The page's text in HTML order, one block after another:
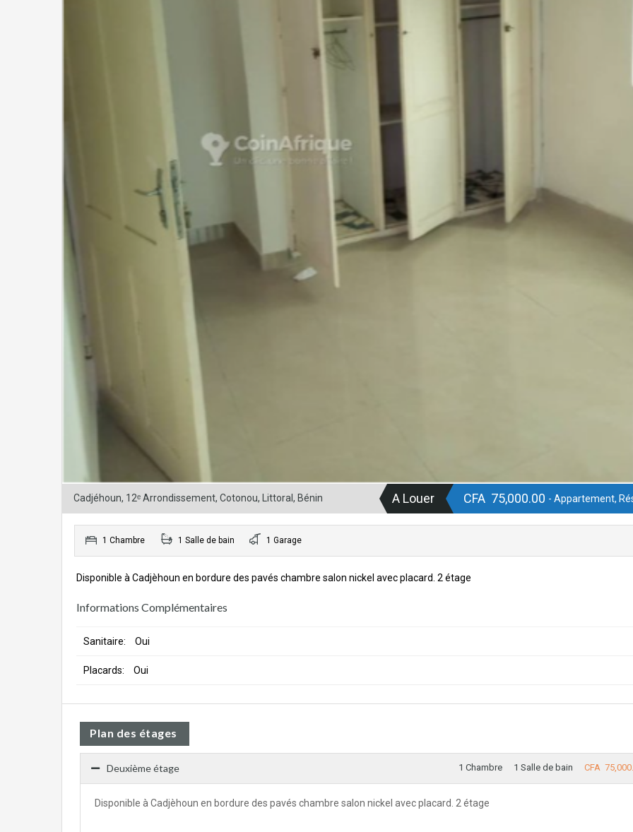
Cadjéhoun, 12ᵉ Arrondissement, Cotonou, Littoral, Bénin A Louer CFA 75,000.00 - Appartement,
1 Chambre 1 Salle de bain 1 Garage
Disponible à Cadjèhoun en bordure des pavés chambre salon nickel avec placard. 2 étage
Informations Complémentaires
Sanitaire: Oui
Placards: Oui
Plan des étages
Deuxième étage 1 Chambre 1 Salle de bain CFA
Disponible à Cadjèhoun en bordure des pavés chambre salon nickel avec placard. 2 étage